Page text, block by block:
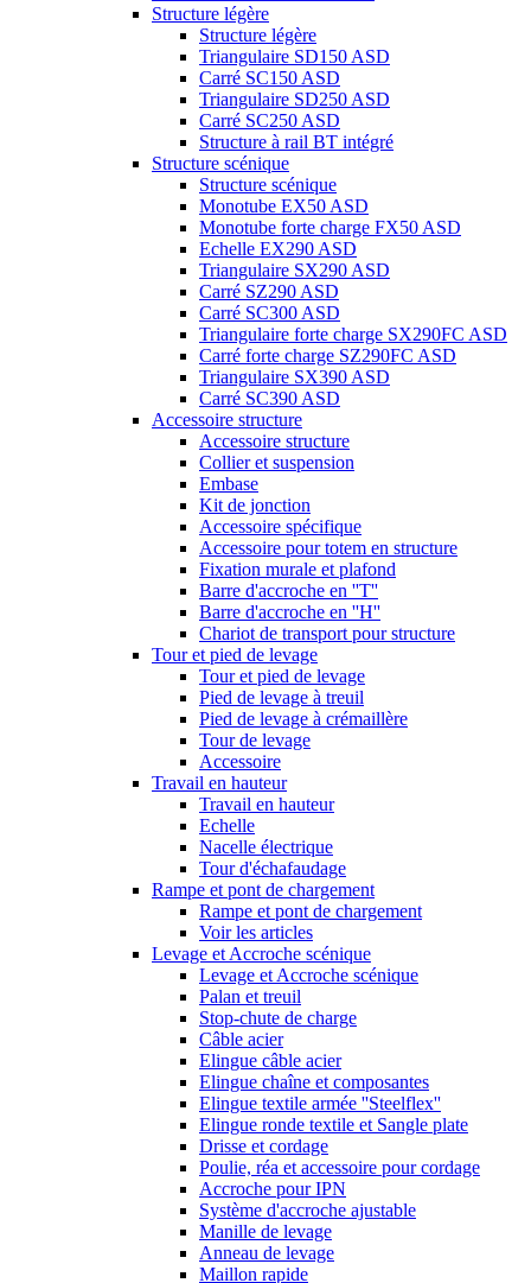
Structure légère
Structure légère
Triangulaire SD150 ASD
Carré SC150 ASD
Triangulaire SD250 ASD
Carré SC250 ASD
Structure à rail BT intégré
Structure scénique
Structure scénique
Monotube EX50 ASD
Monotube forte charge FX50 ASD
Echelle EX290 ASD
Triangulaire SX290 ASD
Carré SZ290 ASD
Carré SC300 ASD
Triangulaire forte charge SX290FC ASD
Carré forte charge SZ290FC ASD
Triangulaire SX390 ASD
Carré SC390 ASD
Accessoire structure
Accessoire structure
Collier et suspension
Embase
Kit de jonction
Accessoire spécifique
Accessoire pour totem en structure
Fixation murale et plafond
Barre d'accroche en ''T''
Barre d'accroche en ''H''
Chariot de transport pour structure
Tour et pied de levage
Tour et pied de levage
Pied de levage à treuil
Pied de levage à crémaillère
Tour de levage
Accessoire
Travail en hauteur
Travail en hauteur
Echelle
Nacelle électrique
Tour d'échafaudage
Rampe et pont de chargement
Rampe et pont de chargement
Voir les articles
Levage et Accroche scénique
Levage et Accroche scénique
Palan et treuil
Stop-chute de charge
Câble acier
Elingue câble acier
Elingue chaîne et composantes
Elingue textile armée ''Steelflex''
Elingue ronde textile et Sangle plate
Drisse et cordage
Poulie, réa et accessoire pour cordage
Accroche pour IPN
Système d'accroche ajustable
Manille de levage
Anneau de levage
Maillon rapide